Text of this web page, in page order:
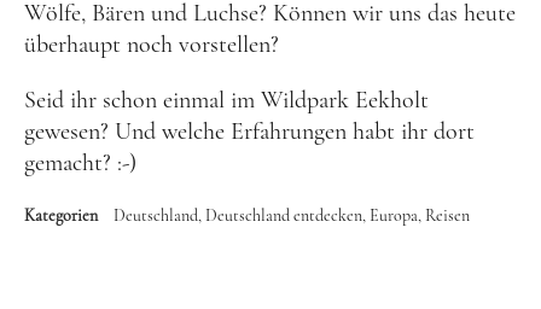
Wölfe, Bären und Luchse? Können wir uns das heute
überhaupt noch vorstellen?
Seid ihr schon einmal im Wildpark Eekholt
gewesen? Und welche Erfahrungen habt ihr dort
gemacht? :-)
Kategorien Deutschland Deutschland entdecken Europa Reisen